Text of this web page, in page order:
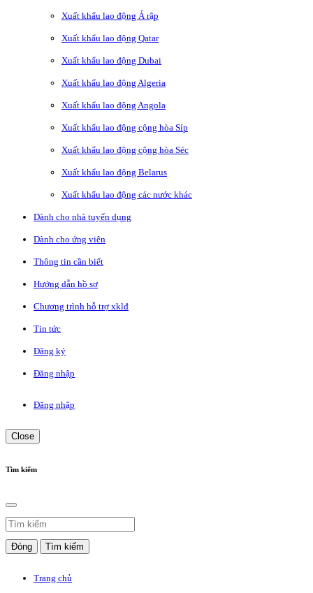
Xuất khẩu lao động Ả rập
Xuất khẩu lao động Qatar
Xuất khẩu lao động Dubai
Xuất khẩu lao động Algeria
Xuất khẩu lao động Angola
Xuất khẩu lao động cộng hòa Síp
Xuất khẩu lao động cộng hòa Séc
Xuất khẩu lao động Belarus
Xuất khẩu lao động các nước khác
Dành cho nhà tuyển dụng
Dành cho ứng viên
Thông tin cần biết
Hướng dẫn hồ sơ
Chương trình hỗ trợ xklđ
Tin tức
Đăng ký
Đăng nhập
Đăng nhập
Close
Tìm kiếm
Đóng Tìm kiếm
Trang chủ